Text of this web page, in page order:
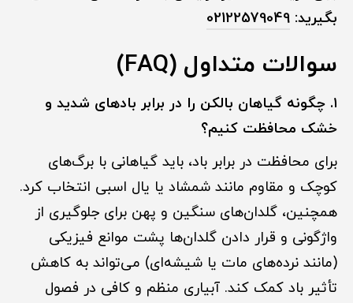
بگیرید: 02122579049
سوالات متداول (FAQ)
۱. چگونه گیاهان بالکن را در برابر بادهای شدید و
خشک محافظت کنیم؟
برای محافظت در برابر باد، باید گیاهانی با برگ‌های
کوچک و مقاوم مانند شمشاد یا یال اسبی انتخاب کرد.
همچنین، گلدان‌های سنگین و پهن برای جلوگیری از
واژگونی و قرار دادن گلدان‌ها پشت موانع فیزیکی
(مانند نرده‌های مات یا شیشه‌ای) می‌تواند به کاهش
تأثیر باد کمک کند. آبیاری منظم و کافی در فصول